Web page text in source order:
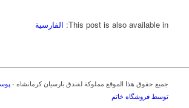
This post is also available in: الفارسية
جميع حقوق هذا الموقع مملوكة لفندق بارسيان كرمانشاه -
توسط فروشگاه خاتم